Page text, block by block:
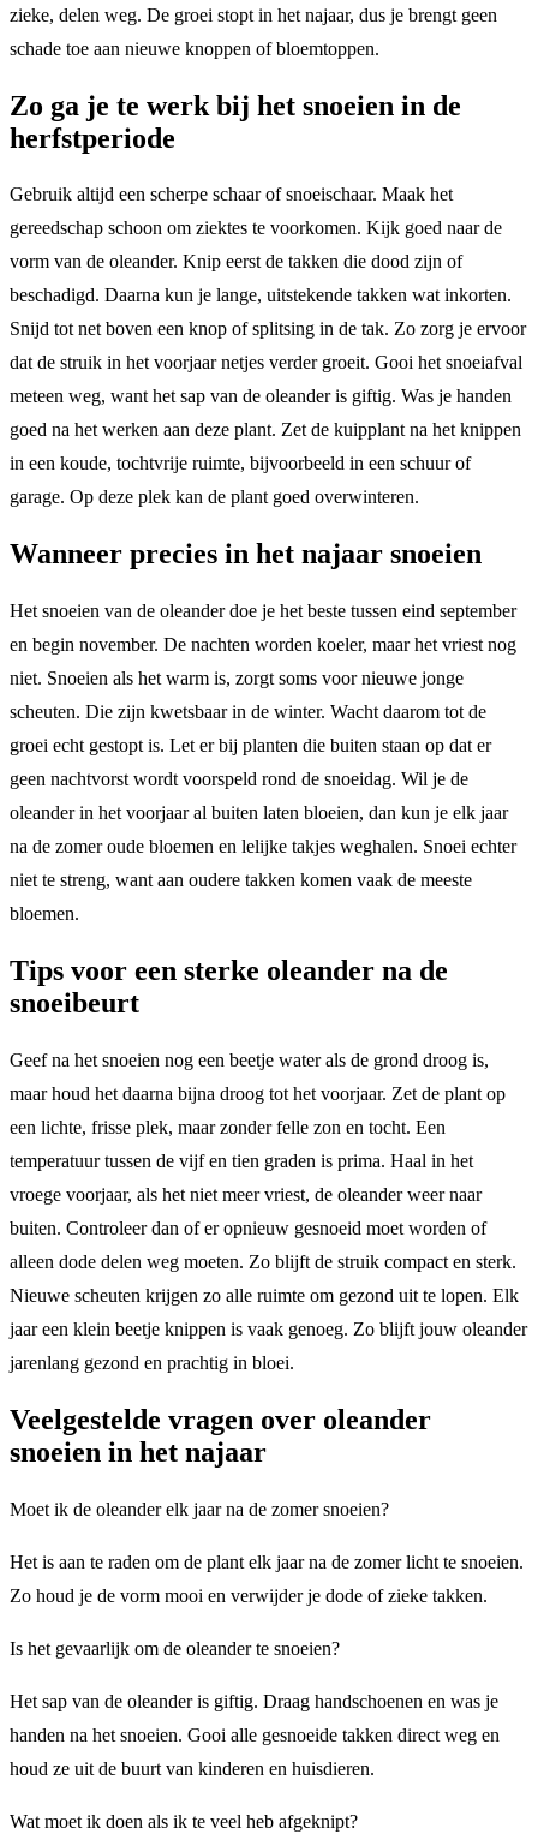
zieke, delen weg. De groei stopt in het najaar, dus je brengt geen
schade toe aan nieuwe knoppen of bloemtoppen.
Zo ga je te werk bij het snoeien in de
herfstperiode
Gebruik altijd een scherpe schaar of snoeischaar. Maak het
gereedschap schoon om ziektes te voorkomen. Kijk goed naar de
vorm van de oleander. Knip eerst de takken die dood zijn of
beschadigd. Daarna kun je lange, uitstekende takken wat inkorten.
Snijd tot net boven een knop of splitsing in de tak. Zo zorg je ervoor
dat de struik in het voorjaar netjes verder groeit. Gooi het snoeiafval
meteen weg, want het sap van de oleander is giftig. Was je handen
goed na het werken aan deze plant. Zet de kuipplant na het knippen
in een koude, tochtvrije ruimte, bijvoorbeeld in een schuur of
garage. Op deze plek kan de plant goed overwinteren.
Wanneer precies in het najaar snoeien
Het snoeien van de oleander doe je het beste tussen eind september
en begin november. De nachten worden koeler, maar het vriest nog
niet. Snoeien als het warm is, zorgt soms voor nieuwe jonge
scheuten. Die zijn kwetsbaar in de winter. Wacht daarom tot de
groei echt gestopt is. Let er bij planten die buiten staan op dat er
geen nachtvorst wordt voorspeld rond de snoeidag. Wil je de
oleander in het voorjaar al buiten laten bloeien, dan kun je elk jaar
na de zomer oude bloemen en lelijke takjes weghalen. Snoei echter
niet te streng, want aan oudere takken komen vaak de meeste
bloemen.
Tips voor een sterke oleander na de
snoeibeurt
Geef na het snoeien nog een beetje water als de grond droog is,
maar houd het daarna bijna droog tot het voorjaar. Zet de plant op
een lichte, frisse plek, maar zonder felle zon en tocht. Een
temperatuur tussen de vijf en tien graden is prima. Haal in het
vroege voorjaar, als het niet meer vriest, de oleander weer naar
buiten. Controleer dan of er opnieuw gesnoeid moet worden of
alleen dode delen weg moeten. Zo blijft de struik compact en sterk.
Nieuwe scheuten krijgen zo alle ruimte om gezond uit te lopen. Elk
jaar een klein beetje knippen is vaak genoeg. Zo blijft jouw oleander
jarenlang gezond en prachtig in bloei.
Veelgestelde vragen over oleander
snoeien in het najaar
Moet ik de oleander elk jaar na de zomer snoeien?
Het is aan te raden om de plant elk jaar na de zomer licht te snoeien.
Zo houd je de vorm mooi en verwijder je dode of zieke takken.
Is het gevaarlijk om de oleander te snoeien?
Het sap van de oleander is giftig. Draag handschoenen en was je
handen na het snoeien. Gooi alle gesnoeide takken direct weg en
houd ze uit de buurt van kinderen en huisdieren.
Wat moet ik doen als ik te veel heb afgeknipt?